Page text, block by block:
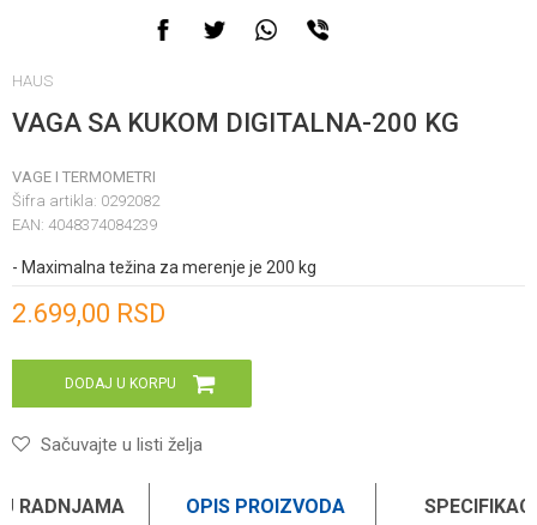
HAUS
VAGA SA KUKOM DIGITALNA-200 KG
VAGE I TERMOMETRI
Šifra artikla: 0292082
EAN: 4048374084239
- Maximalna težina za merenje je 200 kg
2.699,00 RSD
DODAJ U KORPU
Sačuvajte u listi želja
RADNJAMA OPIS PROIZVODA